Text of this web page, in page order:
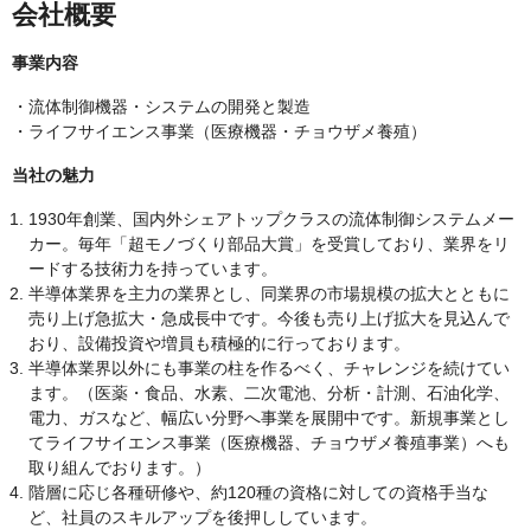
会社概要
事業内容
・流体制御機器・システムの開発と製造
・ライフサイエンス事業（医療機器・チョウザメ養殖）
当社の魅力
1930年創業、国内外シェアトップクラスの流体制御システムメー
カー。毎年「超モノづくり部品大賞」を受賞しており、業界をリ
ードする技術力を持っています。
半導体業界を主力の業界とし、同業界の市場規模の拡大とともに
売り上げ急拡大・急成長中です。今後も売り上げ拡大を見込んで
おり、設備投資や増員も積極的に行っております。
半導体業界以外にも事業の柱を作るべく、チャレンジを続けてい
ます。（医薬・食品、水素、二次電池、分析・計測、石油化学、
電力、ガスなど、幅広い分野へ事業を展開中です。新規事業とし
てライフサイエンス事業（医療機器、チョウザメ養殖事業）へも
取り組んでおります。）
階層に応じ各種研修や、約120種の資格に対しての資格手当な
ど、社員のスキルアップを後押ししています。